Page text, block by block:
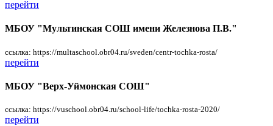
перейти
МБОУ "Мультинская СОШ имени Железнова П.В."
ссылка: https://multaschool.obr04.ru/sveden/centr-tochka-rosta/
перейти
МБОУ "Верх-Уймонская СОШ"
ссылка: https://vuschool.obr04.ru/school-life/tochka-rosta-2020/
перейти